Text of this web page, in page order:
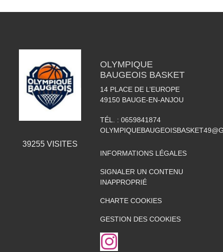
39255VISITES
OLYMPIQUE
BAUGEOIS BASKET
14 PLACE DE L’EUROPE
49150 BAUGE-EN-ANJOU
TÉL. : 0659841874
INFORMATIONS LÉGALES
SIGNALER UN CONTENU
INAPPROPRIÉ
CHARTE COOKIES
GESTION DES COOKIES